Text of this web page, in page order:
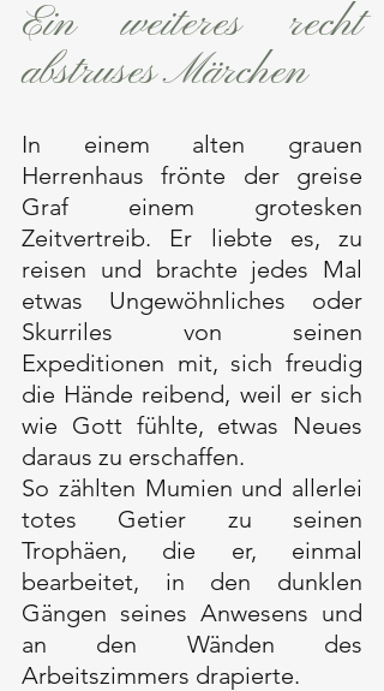
Ein weiteres recht
abstruses Märchen
In einem alten grauen
Herrenhaus frönte der greise
Graf einem grotesken
Zeitvertreib. Er liebte es, zu
reisen und brachte jedes Mal
etwas Ungewöhnliches oder
Skurriles von seinen
Expeditionen mit, sich freudig
die Hände reibend, weil er sich
wie Gott fühlte, etwas Neues
daraus zu erschaffen.
So zählten Mumien und allerlei
totes Getier zu seinen
Trophäen, die er, einmal
bearbeitet, in den dunklen
Gängen seines Anwesens und
an den Wänden des
Arbeitszimmers drapierte.